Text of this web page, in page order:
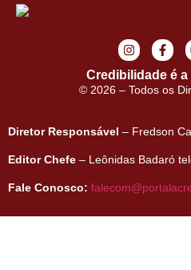
Credibilidade é
© 2026 – Todos os
Diretor Responsável – Fredson
Editor Chefe – Leônidas Badaró
Fale Conosco: